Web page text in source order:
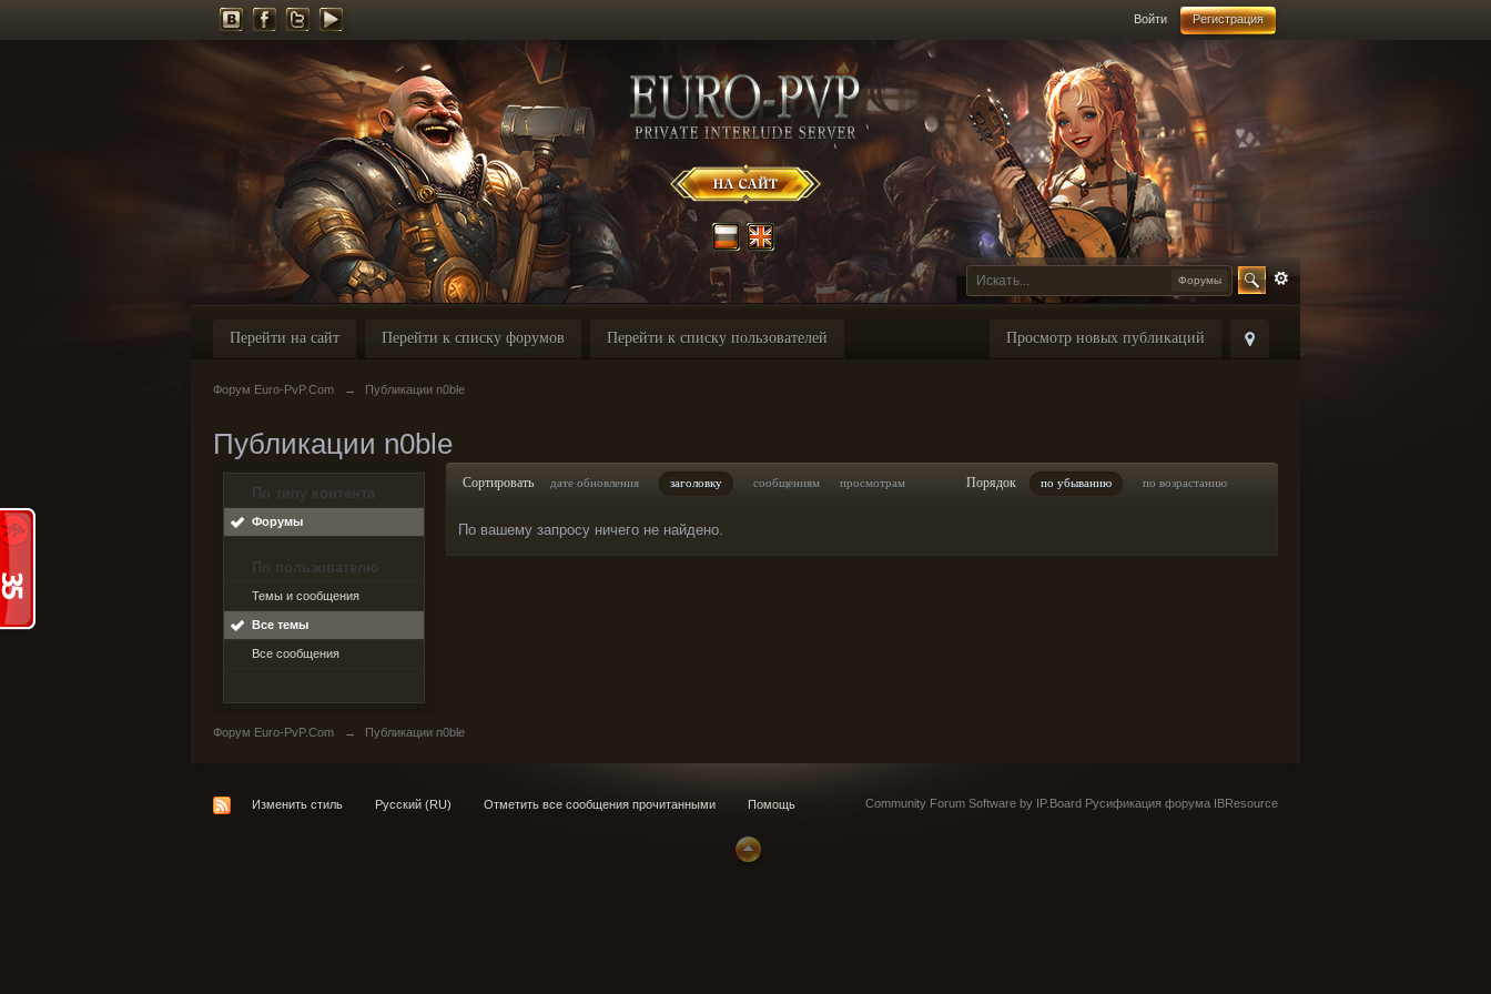
Войти Регистрация
Форумы
Просмотр новых публикаций
Перейти на сайт Перейти к списку форумов Перейти к списку пользователей
Форум Euro-PvP.Com → Публикации n0ble
Публикации n0ble
По типу контента
Форумы
По пользователю
Темы и сообщения
Все темы
Все сообщения
Сортировать дате обновления заголовку сообщениям просмотрам Порядок по убыванию по возрастанию
По вашему запросу ничего не найдено.
Форум Euro-PvP.Com → Публикации n0ble
Изменить стиль Русский (RU) Отметить все сообщения прочитанными Помощь Community Forum Software by IP.Board Русификация форума IBResource